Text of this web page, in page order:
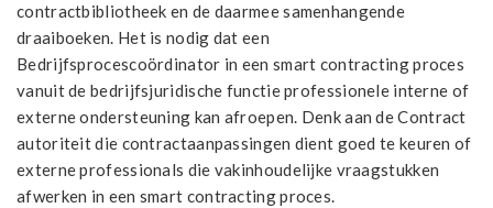
contractbibliotheek en de daarmee samenhangende
draaiboeken. Het is nodig dat een
Bedrijfsprocescoördinator in een smart contracting proces
vanuit de bedrijfsjuridische functie professionele interne of
externe ondersteuning kan afroepen. Denk aan de Contract
autoriteit die contractaanpassingen dient goed te keuren of
externe professionals die vakinhoudelijke vraagstukken
afwerken in een smart contracting proces.